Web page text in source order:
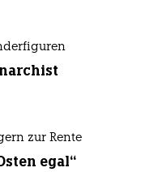
zur Rente
egal“